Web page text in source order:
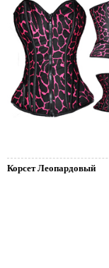
Корсет Леопардовый